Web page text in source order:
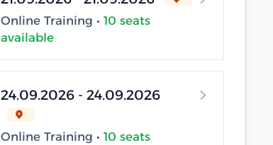
Online Training • 10 seats
available
24.09.2026 - 24.09.2026
Online Training • 10 seats